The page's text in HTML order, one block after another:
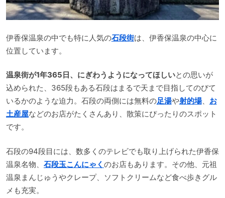
伊香保温泉の中でも特に人気の石段街は、伊香保温泉の中心に
位置しています。
温泉街が1年365日、にぎわうようになってほしいとの思いが
込められた、365段もある石段はまるで天まで目指してのびて
いるかのような迫力。石段の両側には無料の足湯や射的場、 お
土産屋などのお店がたくさんあり、散策にぴったりのスポット
です。
石段の94段目には、数多くのテレビでも取り上げられた伊香保
温泉名物、 石段玉こんにゃく のお店もあります。その他、元祖
温泉まんじゅうやクレープ、ソフトクリームなど食べ歩きグル
メも充実。